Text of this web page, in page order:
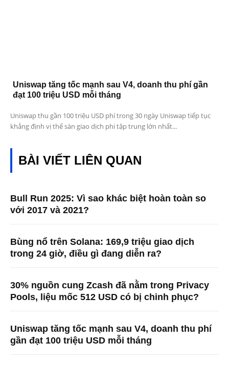
Uniswap tăng tốc mạnh sau V4, doanh thu phí gần
đạt 100 triệu USD mỗi tháng
Uniswap thu gần 100 triệu USD phí trong 30 ngày Uniswap tiếp tục
khẳng định vị thế sàn giao dịch phi tập trung lớn nhất...
BÀI VIẾT LIÊN QUAN
Bull Run 2025: Vì sao khác biệt hoàn toàn so
với 2017 và 2021?
Bùng nổ trên Solana: 169,9 triệu giao dịch
trong 24 giờ, điều gì đang diễn ra?
30% nguồn cung Zcash đã nằm trong Privacy
Pools, liệu mốc 512 USD có bị chinh phục?
Uniswap tăng tốc mạnh sau V4, doanh thu phí
gần đạt 100 triệu USD mỗi tháng